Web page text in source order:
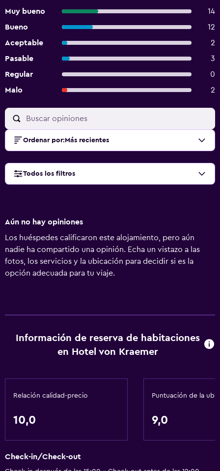
Muy bueno
14
Bueno
12
Aceptable
2
Pasable
3
Regular
0
Malo
2
Ordenar por: Más recientes
Todos los filtros
Aún no hay opiniones
Los huéspedes calificaron este alojamiento, pero aún
nadie ha compartido una opinión. Echa un vistazo a las
fotos, los servicios y la ubicación para decidir si es la
opción adecuada para tu viaje.
Información de reserva de habitaciones
en Hotel von Kraemer
Relación calidad-precio
10,0
Puntuación de la
9,0
Check-in/Check-out